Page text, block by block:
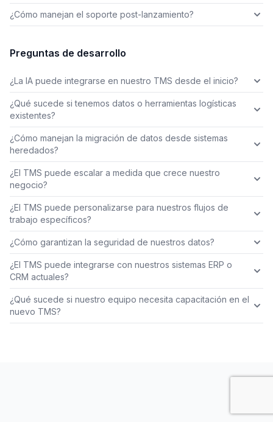
¿Cómo manejan el soporte post-lanzamiento?
Preguntas de desarrollo
¿La IA puede integrarse en nuestro TMS desde el inicio?
¿Qué sucede si tenemos datos o herramientas logísticas
existentes?
¿Cómo manejan la migración de datos desde sistemas
heredados?
¿El TMS puede escalar a medida que crece nuestro
negocio?
¿El TMS puede personalizarse para nuestros flujos de
trabajo específicos?
¿Cómo garantizan la seguridad de nuestros datos?
¿El TMS puede integrarse con nuestros sistemas ERP o
CRM actuales?
¿Qué sucede si nuestro equipo necesita capacitación en el
nuevo TMS?